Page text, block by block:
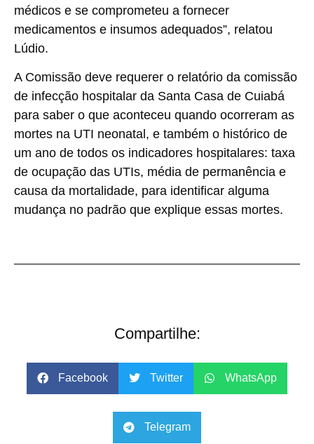
médicos e se comprometeu a fornecer
medicamentos e insumos adequados”, relatou
Lúdio.
A Comissão deve requerer o relatório da comissão
de infecção hospitalar da Santa Casa de Cuiabá
para saber o que aconteceu quando ocorreram as
mortes na UTI neonatal, e também o histórico de
um ano de todos os indicadores hospitalares: taxa
de ocupação das UTIs, média de permanência e
causa da mortalidade, para identificar alguma
mudança no padrão que explique essas mortes.
Compartilhe:
Facebook Twitter WhatsApp
Telegram